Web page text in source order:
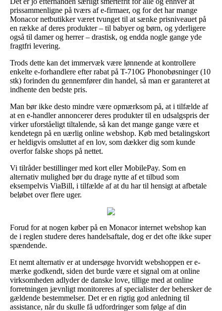
prissammenligne på tværs af e-firmaer, og for det har mange
Monacor netbutikker været tvunget til at sænke prisniveauet på
en række af deres produkter – til babyer og børn, og yderligere
også til damer og herrer – drastisk, og endda nogle gange yde
fragtfri levering.
Trods dette kan det immervæk være lønnende at kontrollere
enkelte e-forhandlere efter rabat på T-710G Phonobøsninger (10
stk) forinden du gennemfører din handel, så man er garanteret at
indhente den bedste pris.
Man bør ikke desto mindre være opmærksom på, at i tilfælde af
at en e-handler annoncerer deres produkter til en udsalgspris der
virker uforståeligt tiltalende, så kan det mange gange være et
kendetegn på en uærlig online webshop. Køb med betalingskort
er heldigvis omsluttet af en lov, som dækker dig som kunde
overfor falske shops på nettet.
Vi tilråder bestillinger med kort eller MobilePay. Som en
alternativ mulighed bør du drage nytte af et tilbud som
eksempelvis ViaBill, i tilfælde af at du har til hensigt at afbetale
beløbet over flere uger.
Forud for at nogen køber på en Monacor internet webshop kan
de i reglen studere deres handelsaftale, dog er det ofte ikke super
spændende.
Et nemt alternativ er at undersøge hvorvidt webshoppen er e-
mærke godkendt, siden det burde være et signal om at online
virksomheden adlyder de danske love, tillige med at online
forretningen jævnligt monitoreres af specialister der behersker de
gældende bestemmelser. Det er en rigtig god anledning til
assistance, når du skulle få udfordringer som følge af din